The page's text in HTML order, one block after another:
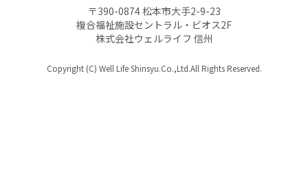
〒390-0874 松本市大手2-9-23
複合福祉施設セントラル・ビオス2F
株式会社ウェルライフ 信州
Copyright (C) Well Life Shinsyu.Co.,Ltd.All Rights Reserved.